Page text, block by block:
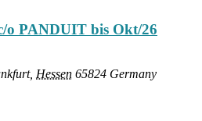
PANDUIT bis Okt/26
, Hessen 65824 Germany